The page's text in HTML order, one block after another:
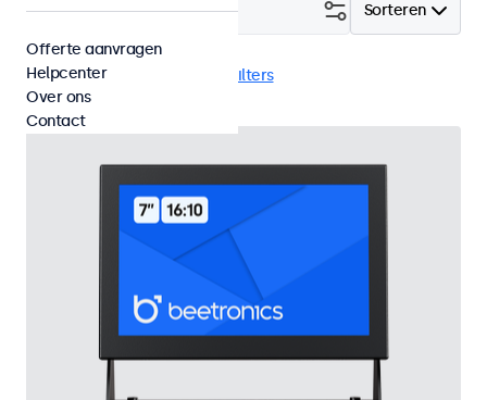
Sorteren
Filter (1)
7 inch monitoren Wis alle filters
Offerte aanvragen
Helpcenter
Over ons
Contact